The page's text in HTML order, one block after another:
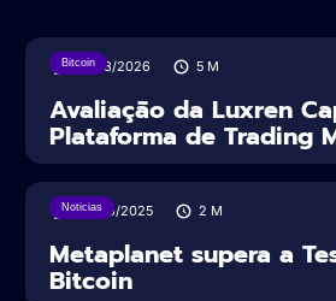
Bitcoin
31/03/2026 5 M
Avaliação da Luxren
Plataforma de Trading
Noticias
26/06/2025 2 M
Metaplanet supera a
Bitcoin